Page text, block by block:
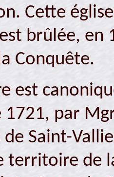
Cette
brûlée, en
Conquête.
est
par
de Saint-
territoire de